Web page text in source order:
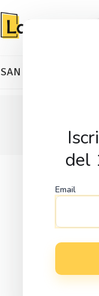
SAN VALENTINO
del
Email